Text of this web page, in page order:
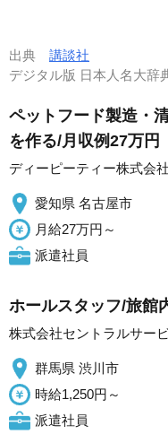
出典 講談社
デジタル版 日本人名大
ペットフード製造・
を作る/月収例27万円
ディーピーティー株式会社
愛知県 名古屋市
月給27万円～
派遣社員
ホールスタッフ/旅館
株式会社セントラルサー
群馬県 渋川市
時給1,250円～
派遣社員